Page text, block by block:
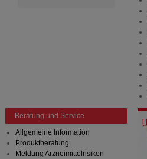
Beratung und Service
Allgemeine Information
Produktberatung
Meldung Arzneimittelrisiken